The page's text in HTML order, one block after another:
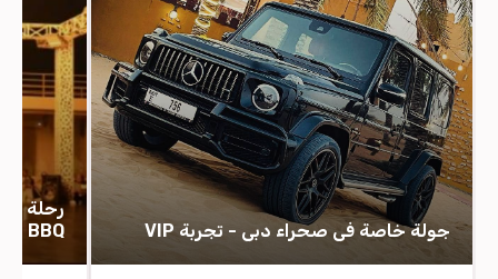
جولة خاصة في صحراء دبي - تجربة VIP
رحلة
BBQ وترفيه حي